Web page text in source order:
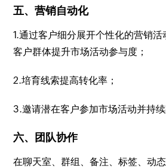
五、营销自动化
1.通过客户细分展开个性化的营销
客户群体提升市场活动参与度；
2.培育线索提高转化率；
3.邀请潜在客户参加市场活动并持续
六、团队协作
在聊天室、群组、备注、标签、动